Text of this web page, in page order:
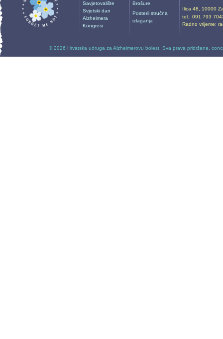
Savjetovalište
Svjetski dan
Alzheimera
Kongresi
Brošure
Posterii stručna
izlaganja
Ilica 48, 10000
tel.: 091 793
Radno vrijeme:
© 2026 Hrvatska udruga za Alzheimerovu bolest . Sva prava pridržana.